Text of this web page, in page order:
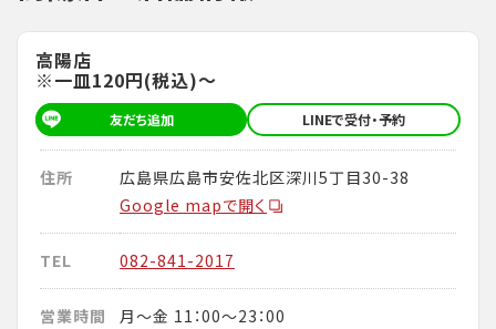
高陽店
※一皿120円(税込)～
友だち追加 LINEで受付・予約
住所
広島県広島市安佐北区深川5丁目30-38
Google mapで開く
TEL 082-841-2017
営業時間
月～金 11：00～23：00